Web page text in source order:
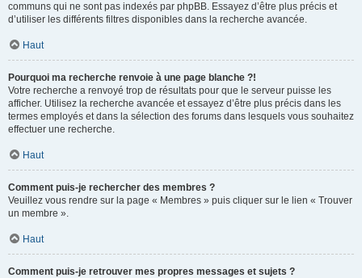
communs qui ne sont pas indexés par phpBB. Essayez d’être plus précis et
d’utiliser les différents filtres disponibles dans la recherche avancée.
Haut
Pourquoi ma recherche renvoie à une page blanche ?!
Votre recherche a renvoyé trop de résultats pour que le serveur puisse les
afficher. Utilisez la recherche avancée et essayez d’être plus précis dans les
termes employés et dans la sélection des forums dans lesquels vous souhaitez
effectuer une recherche.
Haut
Comment puis-je rechercher des membres ?
Veuillez vous rendre sur la page « Membres » puis cliquer sur le lien « Trouver
un membre ».
Haut
Comment puis-je retrouver mes propres messages et sujets ?